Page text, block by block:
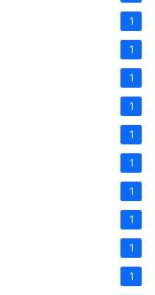
1
1
1
1
1
1
1
1
1
1